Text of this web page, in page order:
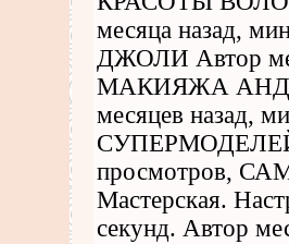
месяца
ДЖОЛИ Автор
МАКИЯЖА
месяцев
СУПЕРМОДЕЛЕЙ
просмотров,
Мастерская.
секунд. Автор